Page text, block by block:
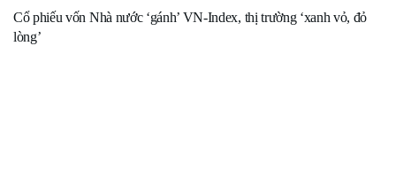
Cổ phiếu vốn Nhà nước ‘gánh’ VN-Index, thị trường ‘xanh vỏ, đỏ
lòng’